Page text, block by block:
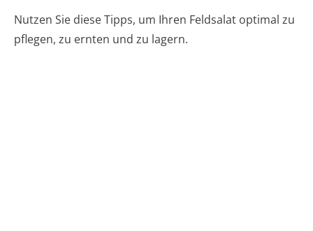
Nutzen Sie diese Tipps, um Ihren Feldsalat optimal zu
pflegen, zu ernten und zu lagern.